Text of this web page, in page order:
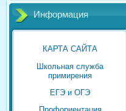
Информация
КАРТА САЙТА
Школьная служба
примирения
ЕГЭ и ОГЭ